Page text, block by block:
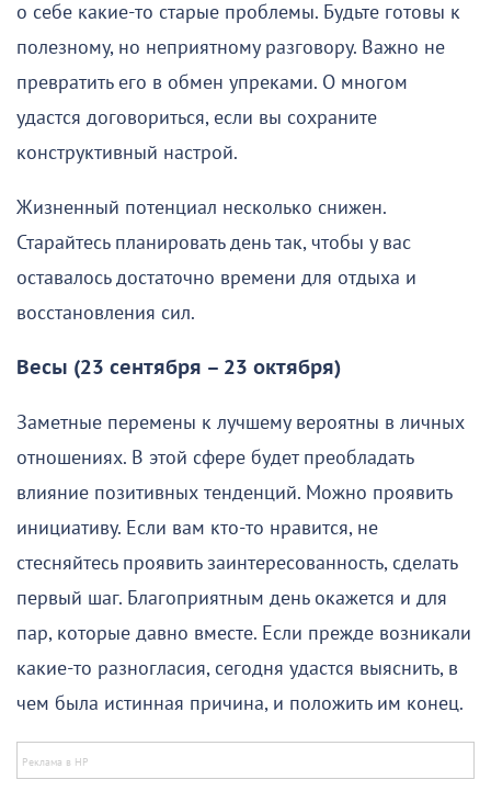
о себе какие-то старые проблемы. Будьте готовы к
полезному, но неприятному разговору. Важно не
превратить его в обмен упреками. О многом
удастся договориться, если вы сохраните
конструктивный настрой.
Жизненный потенциал несколько снижен.
Старайтесь планировать день так, чтобы у вас
оставалось достаточно времени для отдыха и
восстановления сил.
Весы (23 сентября – 23 октября)
Заметные перемены к лучшему вероятны в личных
отношениях. В этой сфере будет преобладать
влияние позитивных тенденций. Можно проявить
инициативу. Если вам кто-то нравится, не
стесняйтесь проявить заинтересованность, сделать
первый шаг. Благоприятным день окажется и для
пар, которые давно вместе. Если прежде возникали
какие-то разногласия, сегодня удастся выяснить, в
чем была истинная причина, и положить им конец.